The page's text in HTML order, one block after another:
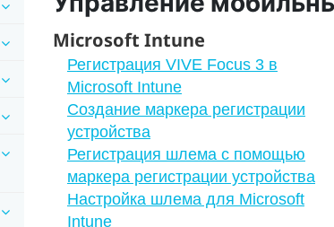
Microsoft Intune
Регистрация VIVE Focus 3 в
Microsoft Intune
Создание маркера регистрации
устройства
Регистрация шлема с помощью
маркера регистрации устройства
Настройка шлема для Microsoft
Intune